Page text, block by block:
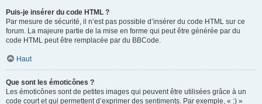
Puis-je insérer du code HTML ?
Par mesure de sécurité, il n’est pas possible d’insérer du code HTML sur ce
forum. La majeure partie de la mise en forme qui peut être générée par du
code HTML peut être remplacée par du BBCode.
Haut
Que sont les émoticônes ?
Les émoticônes sont de petites images qui peuvent être utilisées grâce à un
code court et qui permettent d’exprimer des sentiments. Par exemple, « :) »